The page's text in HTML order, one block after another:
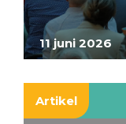
11 juni 2026
Artikel